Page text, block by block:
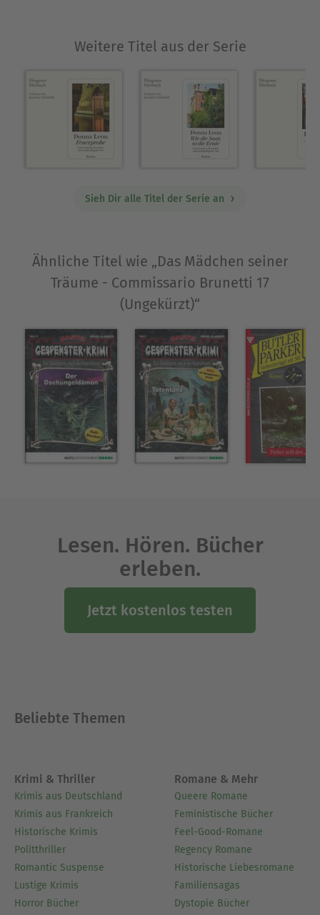
hin, welche jede echte Lösung wirksam zu
Menschen glauben ja nur zu gerne, was
ihnen dann, gefiltert durch ebenfalls
gekaufte Medien, vorgesetzt wird.
Weitere Titel aus der Serie
Sieh Dir alle Titel der Serie an
Ähnliche Titel wie „Das Mädchen seiner
Träume - Commissario Brunetti 17
(Ungekürzt)“
Lesen. Hören. Bücher
erleben.
Jetzt kostenlos testen
Beliebte Themen
Krimi & Thriller
Krimis aus Deutschland
Krimis aus Frankreich
Historische Krimis
Politthriller
Romantic Suspense
Lustige Krimis
Horror Bücher
Romane & Mehr
Queere Romane
Feministische Bücher
Feel-Good-Romane
Regency Romane
Historische Liebesromane
Familiensagas
Dystopie Bücher